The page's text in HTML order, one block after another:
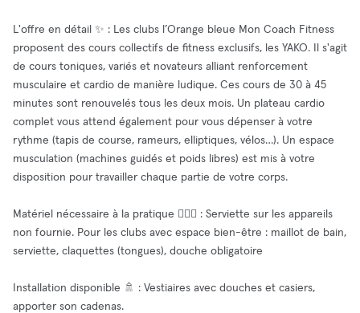
L'offre en détail ✨ : Les clubs l’Orange bleue Mon Coach Fitness
proposent des cours collectifs de fitness exclusifs, les YAKO. Il s'agit
de cours toniques, variés et novateurs alliant renforcement
musculaire et cardio de manière ludique. Ces cours de 30 à 45
minutes sont renouvelés tous les deux mois. Un plateau cardio
complet vous attend également pour vous dépenser à votre
rythme (tapis de course, rameurs, elliptiques, vélos…). Un espace
musculation (machines guidés et poids libres) est mis à votre
disposition pour travailler chaque partie de votre corps.
Matériel nécessaire à la pratique 🏋🏻‍♀️ : Serviette sur les appareils
non fournie. Pour les clubs avec espace bien-être : maillot de bain,
serviette, claquettes (tongues), douche obligatoire
Installation disponible 🚿 : Vestiaires avec douches et casiers,
apporter son cadenas.